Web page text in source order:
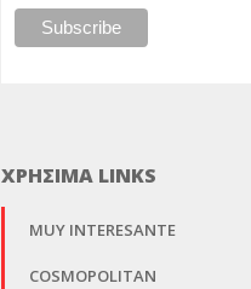
ΧΡΗΣΙΜΑ LINKS
MUY INTERESANTE
COSMOPOLITAN